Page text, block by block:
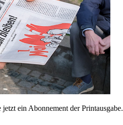
jetzt ein Abonnement der Printausgabe.